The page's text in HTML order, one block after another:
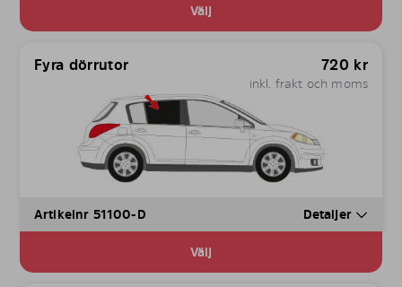
Välj
Fyra dörrutor 720 kr
inkl. frakt och moms
Artikelnr 51100-D Detaljer
Välj